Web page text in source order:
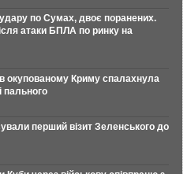
по Сумах, двоє поранених.
атаки БПЛА по ринку на
окупованому Криму спалахнула
пального
перший візит Зеленського до